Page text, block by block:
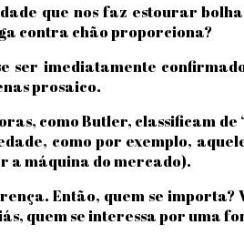
que nos faz estourar
contra chão proporciona?
ser imediatamente
prosaico.
como Butler, classificam de
como por exemplo,
a máquina do mercado).
Então, quem se
quem se interessa por uma